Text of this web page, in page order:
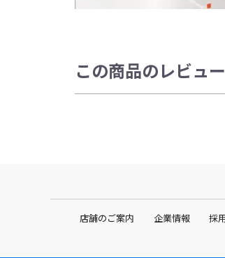
この商品のレビュー
店舗のご案内 企業情報 採